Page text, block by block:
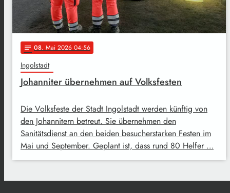
notes 08. Mai 2026 04:56
Ingolstadt
Johanniter übernehmen auf Volksfesten
Die Volksfeste der Stadt Ingolstadt werden künftig von
den Johannitern betreut. Sie übernehmen den
Sanitätsdienst an den beiden besucherstarken Festen im
Mai und September. Geplant ist, dass rund 80 Helfer …